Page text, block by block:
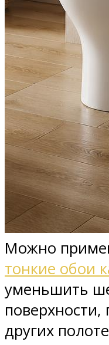
Можно
тонкие обои
уменьшить
поверхности,
других